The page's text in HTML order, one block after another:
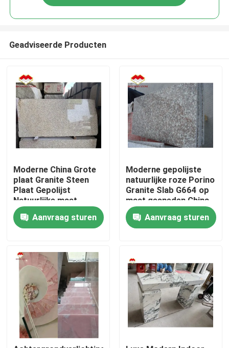
Thuis
Producten
Over ons
Geadviseerde Producten
Moderne China Grote
plaat Granite Steen
Plaat Gepolijst
Natuurlijke maat
Chinese Roze Porno
Roze Granit Plaat
Aanvraag sturen
Moderne gepolijste
natuurlijke roze Porino
Granite Slab G664 op
maat gesneden China
Roze Porno Rosa
prijzenAanvraag sturen